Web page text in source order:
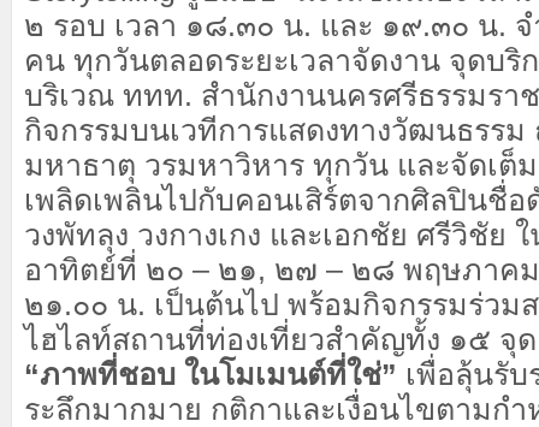
๒ รอบ เวลา ๑๘.๓๐ น. และ ๑๙.๓๐ น.
คน ทุกวันตลอดระยะเวลาจัดงาน จุดบริ
บริเวณ ททท. สำนักงานนครศรีธรรมรา
กิจกรรมบนเวทีการแสดงทางวัฒนธรร
มหาธาตุ วรมหาวิหาร ทุกวัน และจัดเต็
เพลิดเพลินไปกับคอนเสิร์ตจากศิลปินชื่อ
วงพัทลุง วงกางเกง และเอกชัย ศรีวิชัย
อาทิตย์ที่ ๒๐ – ๒๑, ๒๗ – ๒๘ พฤษภาค
๒๑.๐๐ น. เป็นต้นไป พร้อมกิจกรรมร่วม
ไฮไลท์สถานที่ท่องเที่ยวสำคัญทั้ง ๑๕ จุ
“ภาพที่ชอบ ในโมเมนต์ที่ใช่” เพื่อลุ้นรับ
ระลึกมากมาย กติกาและเงื่อนไขตามก